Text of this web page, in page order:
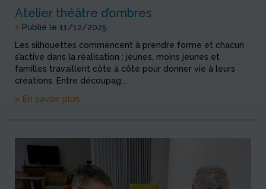
Atelier théâtre d’ombres
> Publié le 11/12/2025
Les silhouettes commencent à prendre forme et chacun
s’active dans la réalisation : jeunes, moins jeunes et
familles travaillent côte à côte pour donner vie à leurs
créations. Entre découpag...
> En savoir plus